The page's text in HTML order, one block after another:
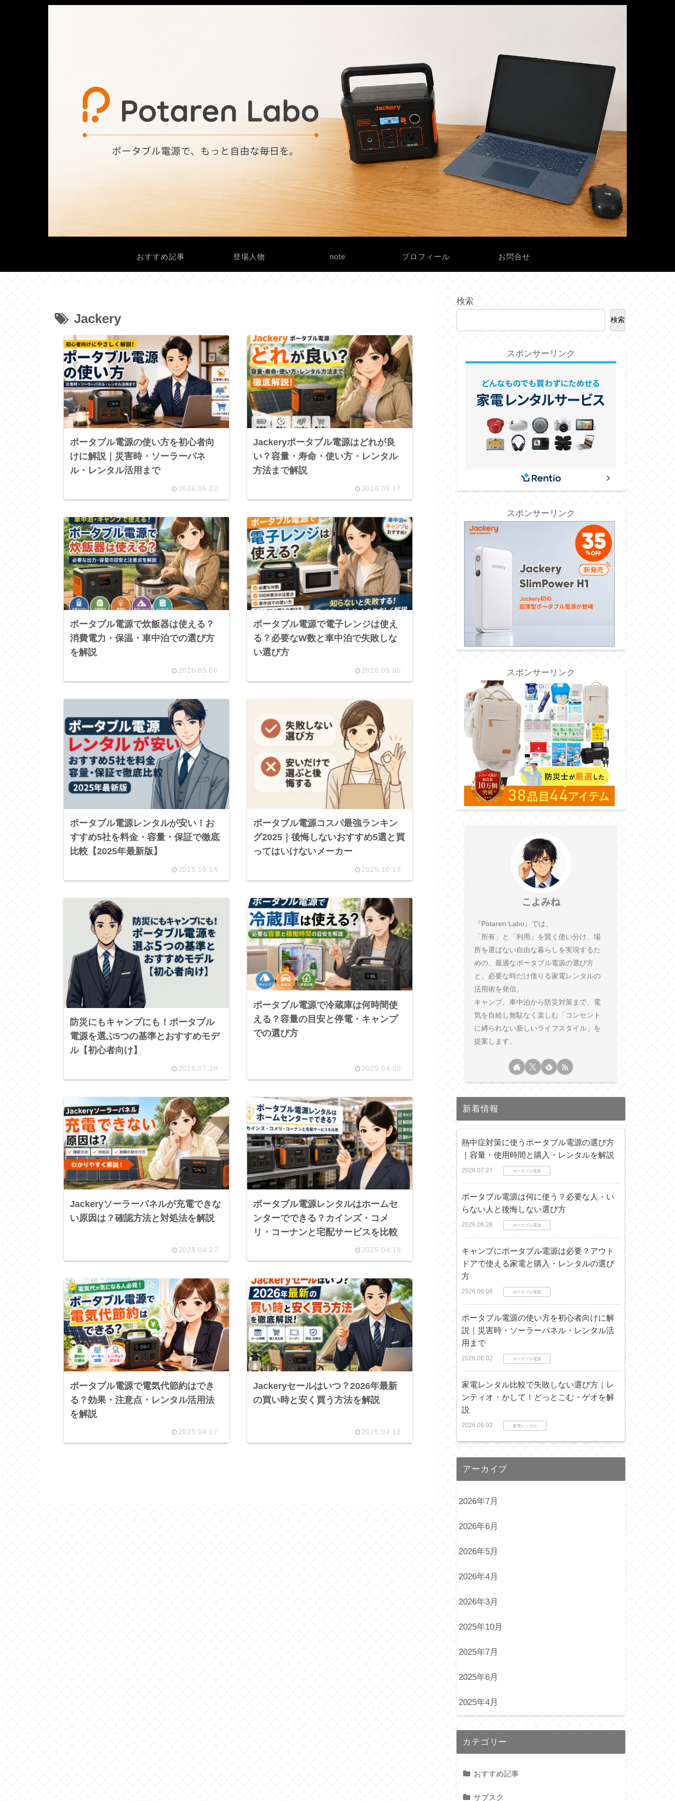
おすすめ記事 登場人物 note プロフィール お問合せ
Jackery
ポータブル電源の使い方を初心者向
けに解説｜災害時・ソーラーパネ
ル・レンタル活用まで
2026.06.02
Jackeryポータブル電源はどれが良
い？容量・寿命・使い方・レンタル
方法まで解説
2026.05.17
ポータブル電源で炊飯器は使える？
消費電力・保温・車中泊での選び方
を解説
2026.05.06
ポータブル電源で電子レンジは使え
る？必要なW数と車中泊で失敗しな
い選び方
2026.05.05
ポータブル電源レンタルが安い！お
すすめ5社を料金・容量・保証で徹底
比較【2025年最新版】
2025.10.14
ポータブル電源コスパ最強ランキン
グ2025｜後悔しないおすすめ5選と買
ってはいけないメーカー
2025.10.13
防災にもキャンプにも！ポータブル
電源を選ぶ5つの基準とおすすめモデ
ル【初心者向け】
2025.07.28
ポータブル電源で冷蔵庫は何時間使
える？容量の目安と停電・キャンプ
での選び方
2025.04.30
Jackeryソーラーパネルが充電できな
い原因は？確認方法と対処法を解説
2025.04.27
ポータブル電源レンタルはホームセ
ンターでできる？カインズ・コメ
リ・コーナンと宅配サービスを比較
2025.04.19
ポータブル電源で電気代節約はでき
る？効果・注意点・レンタル活用法
を解説
2025.04.17
Jackeryセールはいつ？2026年最新
の買い時と安く買う方法を解説
2025.04.12
検索
検索
スポンサーリンク
スポンサーリンク
スポンサーリンク
こよみね
『Potaren Labo』では、
「所有」と「利用」を賢く使い分け、場
所を選ばない自由な暮らしを実現するた
めの、最適なポータブル電源の選び方
と、必要な時だけ借りる家電レンタルの
活用術を発信。
キャンプ、車中泊から防災対策まで、電
気を自給し無駄なく楽しむ「コンセント
に縛られない新しいライフスタイル」を
提案します。
新着情報
熱中症対策に使うポータブル電源の選び方
｜容量・使用時間と購入・レンタルを解説
2026.07.27 ポータブル電源
ポータブル電源は何に使う？必要な人・い
らない人と後悔しない選び方
2026.06.28 ポータブル電源
キャンプにポータブル電源は必要？アウト
ドアで使える家電と購入・レンタルの選び
方
2026.06.08 ポータブル電源
ポータブル電源の使い方を初心者向けに解
説｜災害時・ソーラーパネル・レンタル活
用まで
2026.06.02 ポータブル電源
家電レンタル比較で失敗しない選び方｜レ
ンティオ・かして！どっとこむ・ゲオを解
説
2026.06.02 家電レンタル
アーカイブ
2026年7月
2026年6月
2026年5月
2026年4月
2026年3月
2025年10月
2025年7月
2025年6月
2025年4月
カテゴリー
おすすめ記事
サブスク